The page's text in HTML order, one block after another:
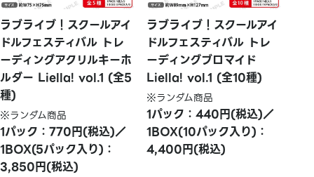
ラブライブ！スクールアイ
ドルフェスティバル トレ
ーディングアクリルキーホ
ルダー Liella! vol.1 (全5
種)
※ランダム商品
1パック：770円(税込)／
1BOX(5パック入り)：
3,850円(税込)
ラブライブ！スクールアイ
ドルフェスティバル トレ
ーディングブロマイド
Liella! vol.1 (全10種)
※ランダム商品
1パック：440円(税込)／
1BOX(10パック入り)：
4,400円(税込)